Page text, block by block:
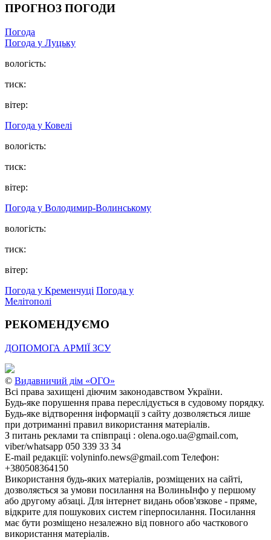
ПРОГНОЗ ПОГОДИ
Погода
Погода у Луцьку
вологість:
тиск:
вітер:
Погода у Ковелі
вологість:
тиск:
вітер:
Погода у Володимир-Волинському
вологість:
тиск:
вітер:
Погода у Кременчуці Погода у
Мелітополі
РЕКОМЕНДУЄМО
ДОПОМОГА АРМІЇ ЗСУ
© Видавничий дім «ОГО»
Всі права захищені діючим законодавством України.
Будь-яке порушення права переслідується в судовому порядку.
Будь-яке відтворення інформації з сайту дозволяється лише
при дотриманні правил використання матеріалів.
З питань реклами та співпраці : olena.ogo.ua@gmail.com,
viber/whatsapp 050 339 33 34
E-mail редакції: volyninfo.news@gmail.com Телефон:
+380508364150
Використання будь-яких матеріалів, розміщених на сайті,
дозволяється за умови посилання на ВолиньІнфо у першому
або другому абзаці. Для інтернет видань обов'язкове - пряме,
відкрите для пошукових систем гіперпосилання. Посилання
має бути розміщено незалежно від повного або часткового
використання матеріалів.